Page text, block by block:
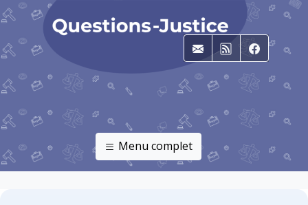
E-mailRSS
Menu complet